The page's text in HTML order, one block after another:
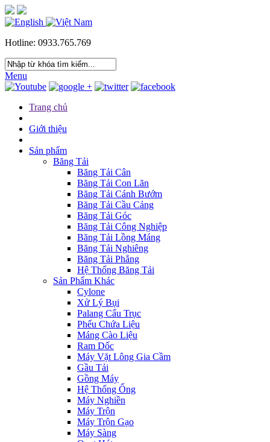
Hotline: 0933.765.769
Menu
Trang chủ
Giới thiệu
Sản phẩm
Băng Tải
Băng Tải Cân
Băng Tải Con Lăn
Băng Tải Cánh Bướm
Băng Tải Cầu Cảng
Băng Tải Góc
Băng Tải Công Nghiệp
Băng Tải Lồng Máng
Băng Tải Nghiêng
Băng Tải Phẳng
Hệ Thống Băng Tải
Sản Phẩm Khác
Cylone
Xử Lý Bụi
Palang Cẩu Trục
Phểu Chứa Liệu
Máng Cào Liệu
Ram Dốc
Máy Vặt Lông Gia Cầm
Gầu Tải
Gồng Máy
Hệ Thống Ống
Máy Nghiền
Máy Trộn
Máy Trộn Gạo
Máy Sàng